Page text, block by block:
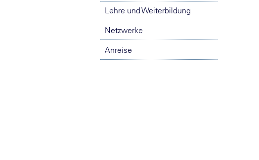
Lehre und Weiterbildung
Netzwerke
Anreise